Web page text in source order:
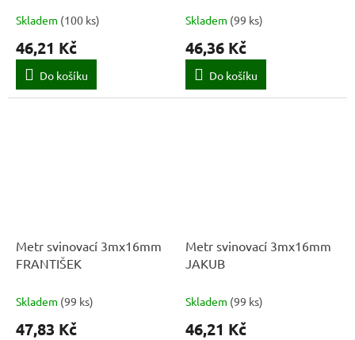
Skladem (100 ks)
46,21 Kč
Do košíku
Skladem (99 ks)
46,36 Kč
Do košíku
Metr svinovací 3mx16mm
FRANTIŠEK
Skladem (99 ks)
47,83 Kč
Metr svinovací 3mx16mm
JAKUB
Skladem (99 ks)
46,21 Kč